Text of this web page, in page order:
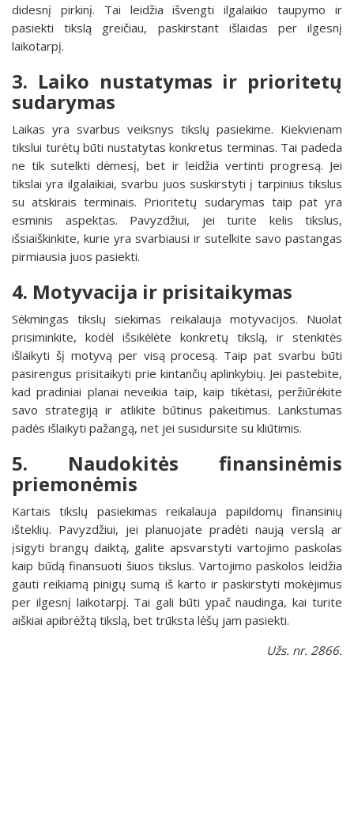
didesnį pirkinį. Tai leidžia išvengti ilgalaikio taupymo ir
pasiekti tikslą greičiau, paskirstant išlaidas per ilgesnį
laikotarpį.
3. Laiko nustatymas ir prioritetų
sudarymas
Laikas yra svarbus veiksnys tikslų pasiekime. Kiekvienam
tikslui turėtų būti nustatytas konkretus terminas. Tai padeda
ne tik sutelkti dėmesį, bet ir leidžia vertinti progresą. Jei
tikslai yra ilgalaikiai, svarbu juos suskirstyti į tarpinius tikslus
su atskirais terminais. Prioritetų sudarymas taip pat yra
esminis aspektas. Pavyzdžiui, jei turite kelis tikslus,
išsiaiškinkite, kurie yra svarbiausi ir sutelkite savo pastangas
pirmiausia juos pasiekti.
4. Motyvacija ir prisitaikymas
Sėkmingas tikslų siekimas reikalauja motyvacijos. Nuolat
prisiminkite, kodėl išsikėlėte konkretų tikslą, ir stenkitės
išlaikyti šį motyvą per visą procesą. Taip pat svarbu būti
pasirengus prisitaikyti prie kintančių aplinkybių. Jei pastebite,
kad pradiniai planai neveikia taip, kaip tikėtasi, peržiūrėkite
savo strategiją ir atlikite būtinus pakeitimus. Lankstumas
padės išlaikyti pažangą, net jei susidursite su kliūtimis.
5. Naudokitės finansinėmis
priemonėmis
Kartais tikslų pasiekimas reikalauja papildomų finansinių
išteklių. Pavyzdžiui, jei planuojate pradėti naują verslą ar
įsigyti brangų daiktą, galite apsvarstyti vartojimo paskolas
kaip būdą finansuoti šiuos tikslus. Vartojimo paskolos leidžia
gauti reikiamą pinigų sumą iš karto ir paskirstyti mokėjimus
per ilgesnį laikotarpį. Tai gali būti ypač naudinga, kai turite
aiškiai apibrėžtą tikslą, bet trūksta lėšų jam pasiekti.
Užs. nr. 2866.